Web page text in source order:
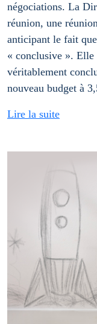
négociations. La
réunion, une
anticipant le fait
« conclusive ». Elle
véritablement
nouveau budget à
Lire la suite